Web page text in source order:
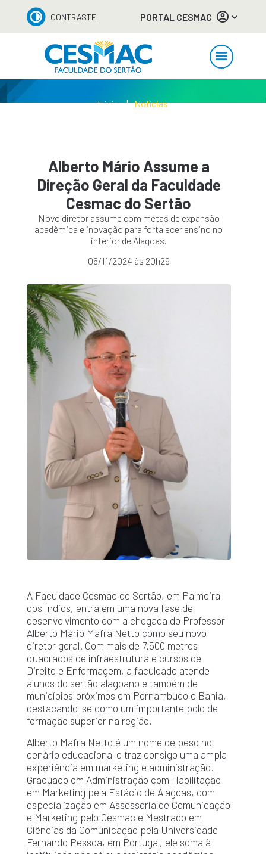
CONTRASTE PORTAL CESMAC
Início Notícias
Alberto Mário Assume a
Direção Geral da Faculdade
Cesmac do Sertão
Novo diretor assume com metas de expansão
acadêmica e inovação para fortalecer ensino no
interior de Alagoas.
06/11/2024 às 20h29
A Faculdade Cesmac do Sertão, em Palmeira
dos Índios, entra em uma nova fase de
desenvolvimento com a chegada do Professor
Alberto Mário Mafra Netto como seu novo
diretor geral. Com mais de 7.500 metros
quadrados de infraestrutura e cursos de
Direito e Enfermagem, a faculdade atende
alunos do sertão alagoano e também de
municípios próximos em Pernambuco e Bahia,
destacando-se como um importante polo de
formação superior na região.
Alberto Mafra Netto é um nome de peso no
cenário educacional e traz consigo uma ampla
experiência em marketing e administração.
Graduado em Administração com Habilitação
em Marketing pela Estácio de Alagoas, com
especialização em Assessoria de Comunicação
e Marketing pelo Cesmac e Mestrado em
Ciências da Comunicação pela Universidade
Fernando Pessoa, em Portugal, ele soma à